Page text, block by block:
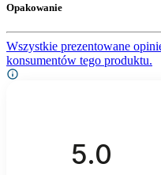
Opakowanie
Wszystkie prezentowane
konsumentów tego produktu.
5.0